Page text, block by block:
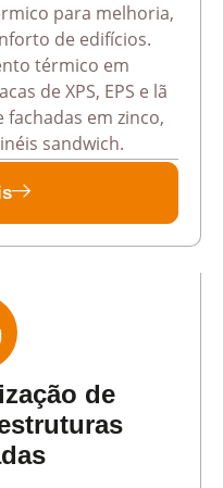
para melhoria,
de edifícios.
térmico em
de XPS, EPS e lã
em zinco,
sandwich.
de